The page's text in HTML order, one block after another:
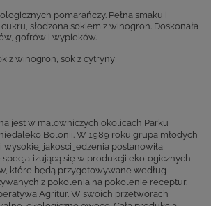
pomarańczy. Pełna smaku i
słodzona sokiem z winogron. Doskonała
gofrów i wypieków.
z winogron, sok z cytryny
jest w malowniczych okolicach Parku
Bolonii. W 1989 roku grupa młodych
wysokiej jakości jedzenia postanowiła
specjalizującą się w produkcji ekologicznych
które będą przygotowywane według
z pokolenia na pokolenie receptur.
Agritur. W swoich przetworach